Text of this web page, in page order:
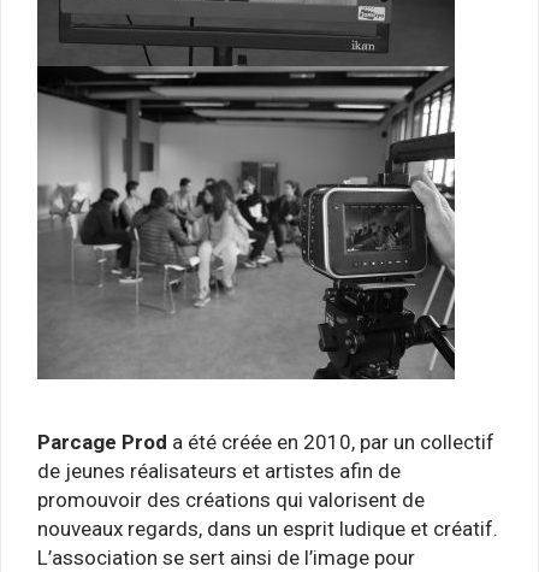
Parcage Prod a été créée en 2010, par un collectif
de jeunes réalisateurs et artistes afin de
promouvoir des créations qui valorisent de
nouveaux regards, dans un esprit ludique et créatif.
L’association se sert ainsi de l’image pour